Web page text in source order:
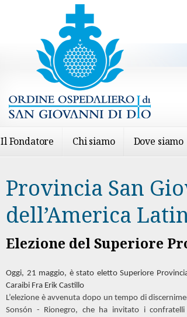
Il Fondatore Chi siamo Dove siamo
Provincia San
dell’America
Elezione del Superiore
Oggi, 21 maggio, è stato eletto Superiore
Caraibi Fra Erik Castillo
L’elezione è avvenuta dopo un tempo di
Sonsón - Rionegro, che ha invitato i